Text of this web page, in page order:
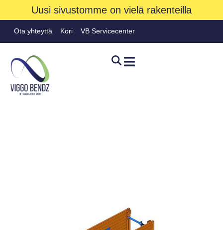
Uusi sivustomme on vielä rakenteilla
Ota yhteyttä Kori VB Servicecenter